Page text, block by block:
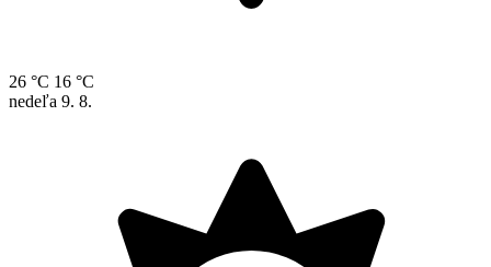
26 °C 16 °C
nedeľa 9. 8.